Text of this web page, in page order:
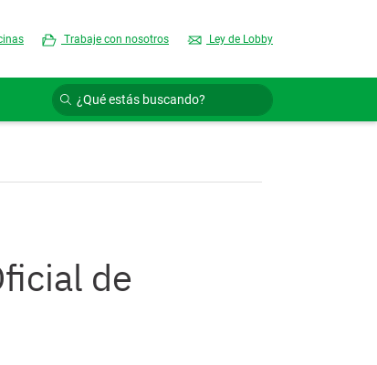
Trabaje con nosotros Ley de Lobby
de